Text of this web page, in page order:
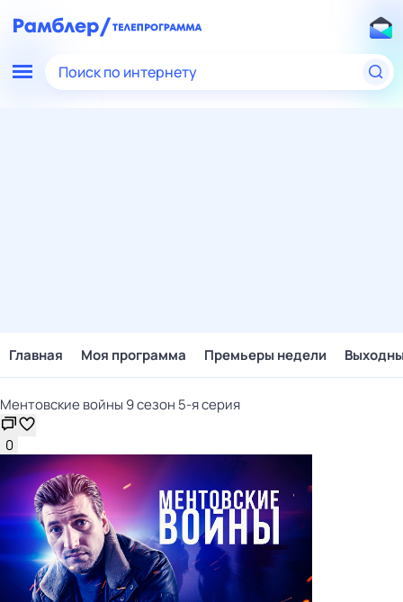
Поиск по интернету
Главная Моя программа Премьеры недели
Ментовские войны 9 сезон 5-я серия
0